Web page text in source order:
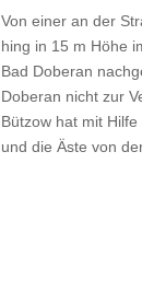
Von einer an der
hing in 15 m Höhe
Bad Doberan
Doberan nicht zur
Bützow hat mit
und die Äste von